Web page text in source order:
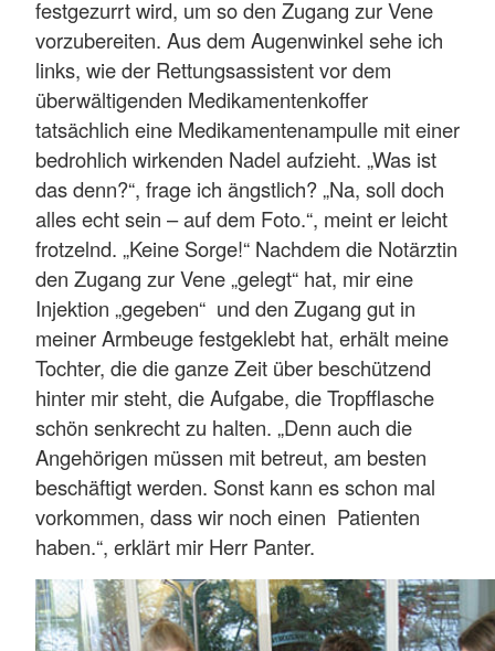
festgezurrt wird, um so den Zugang zur Vene
vorzubereiten. Aus dem Augenwinkel sehe ich
links, wie der Rettungsassistent vor dem
überwältigenden Medikamentenkoffer
tatsächlich eine Medikamentenampulle mit einer
bedrohlich wirkenden Nadel aufzieht. „Was ist
das denn?“, frage ich ängstlich? „Na, soll doch
alles echt sein – auf dem Foto.“, meint er leicht
frotzelnd. „Keine Sorge!“ Nachdem die Notärztin
den Zugang zur Vene „gelegt“ hat, mir eine
Injektion „gegeben“ und den Zugang gut in
meiner Armbeuge festgeklebt hat, erhält meine
Tochter, die die ganze Zeit über beschützend
hinter mir steht, die Aufgabe, die Tropfflasche
schön senkrecht zu halten. „Denn auch die
Angehörigen müssen mit betreut, am besten
beschäftigt werden. Sonst kann es schon mal
vorkommen, dass wir noch einen Patienten
haben.“, erklärt mir Herr Panter.